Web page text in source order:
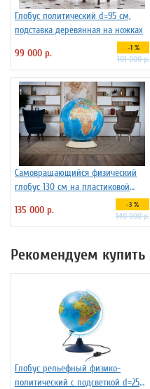
Глобус политический d=95 см,
подставка деревянная на ножках
99 000 р.
-1 %
101 000 р.
Самовращающийся физический
глобус 130 см на пластиковой
135 000 р. -3 %
140 000 р.
Рекомендуем купить
Глобус рельефный физико-
политический с подсветкой d=25